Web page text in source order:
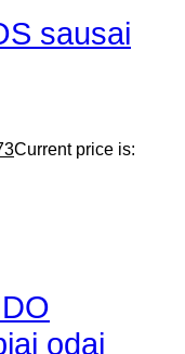
sausai
Current price is:
odai